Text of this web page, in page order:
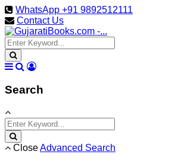
WhatsApp +91 9892512111
Contact Us
Search
CloseAdvanced Search